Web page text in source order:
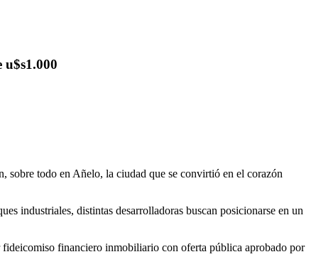
sobre todo en Añelo, la ciudad que se convirtió en el corazón
industriales, distintas desarrolladoras buscan posicionarse en un
fideicomiso financiero inmobiliario con oferta pública aprobado por